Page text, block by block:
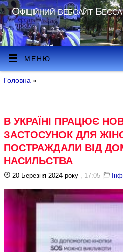
Офіційний вебсайт
МЕНЮ
Головна »
В УКРАЇНІ ПРАЦЮЄ
ЗАСТОСУНОК ДЛЯ
ПОСТРАЖДАЛИ ВІД
НАСИЛЬСТВА
20 Березня 2024 року , 17:05 |